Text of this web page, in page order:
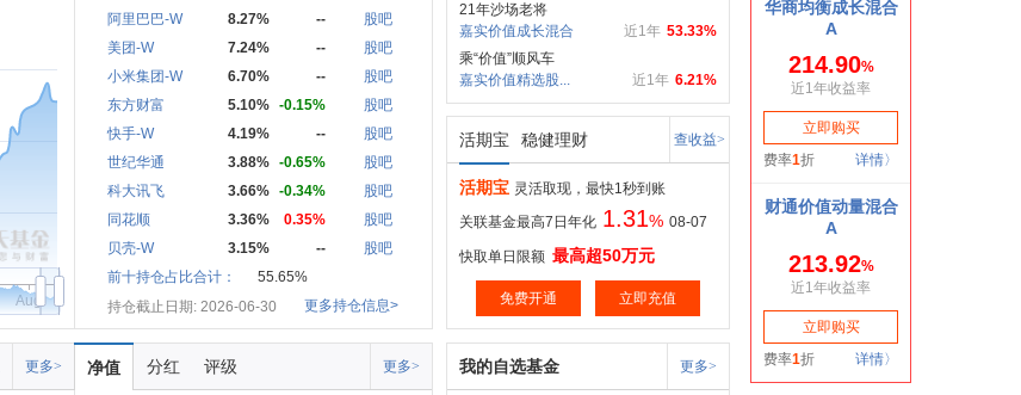
Aug
阿里巴巴-W
8.27% --
股吧
美团-W
7.24% --
股吧
小米集团-W
6.70% --
股吧
东方财富
5.10% -0.15%
股吧
快手-W
4.19% --
股吧
世纪华通
3.88% -0.65%
股吧
科大讯飞
3.66% -0.34%
股吧
同花顺
3.36% 0.35%
股吧
贝壳-W
3.15% --
股吧
前十持仓占比合计：
55.65%
持仓截止日期: 2026-06-30
更多持仓信息>
21年沙场老将
53.33%
近1年
嘉实价值成长混合
乘“价值”顺风车
6.21%
近1年
嘉实价值精选股...
活期宝 稳健理财 查收益>
活期宝 灵活取现，最快1秒到账
关联基金最高7日年化 1.31% 08-07
快取单日限额 最高超50万元
免费开通 立即充值
更多> 净值 分红 评级 更多> 我的自选基金 更多>